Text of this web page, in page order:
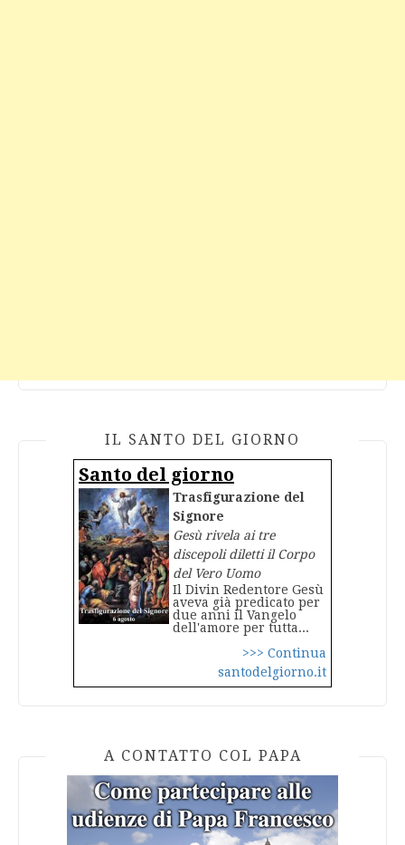
IL SANTO DEL GIORNO
Santo del giorno
Trasfigurazione del
Signore
Gesù rivela ai tre
discepoli diletti il Corpo
del Vero Uomo
Il Divin Redentore Gesù
aveva già predicato per
due anni il Vangelo
dell'amore per tutta...
>>> Continua
santodelgiorno.it
A CONTATTO COL PAPA